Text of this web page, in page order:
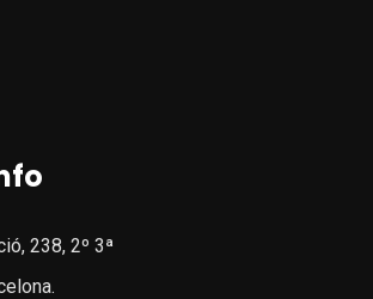
238, 2º 3ª